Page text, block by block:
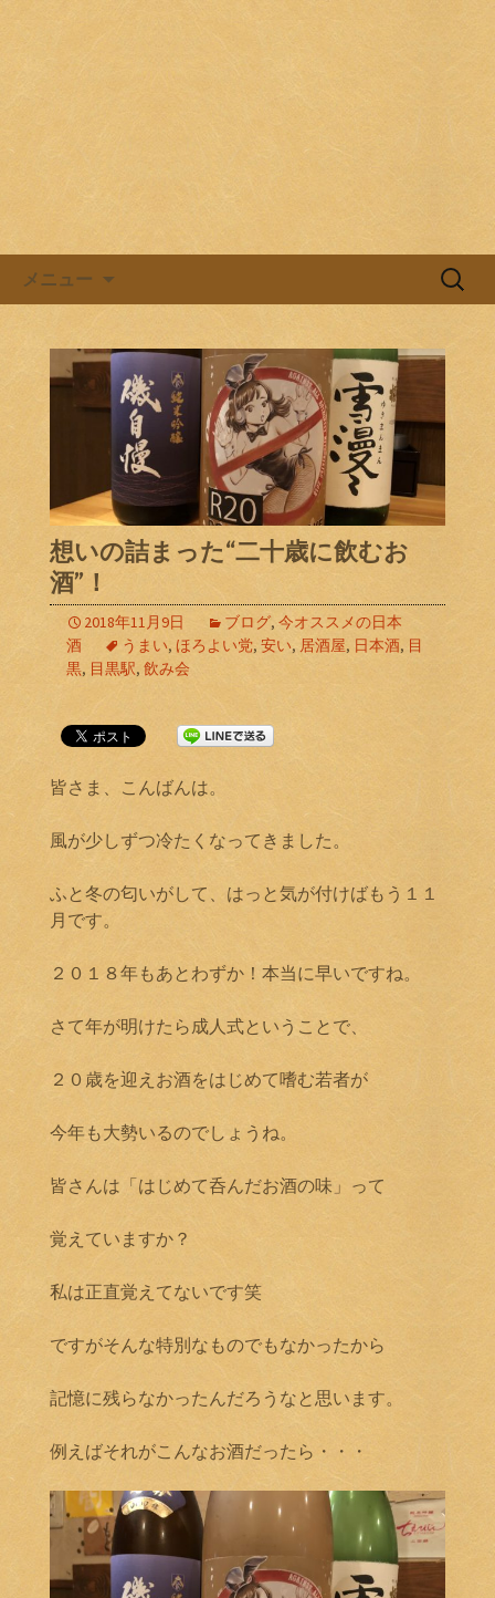
メニュー
検
想いの詰まった“二十歳に飲むお
酒”！
2018年11月9日 ブログ, 今オススメの日本
酒
うまい, ほろよい党, 安い, 居酒屋, 日本酒, 目
黒, 目黒駅, 飲み会
皆さま、こんばんは。
風が少しずつ冷たくなってきました。
ふと冬の匂いがして、はっと気が付けばもう１１
月です。
２０１８年もあとわずか！本当に早いですね。
さて年が明けたら成人式ということで、
２０歳を迎えお酒をはじめて嗜む若者が
今年も大勢いるのでしょうね。
皆さんは「はじめて呑んだお酒の味」って
覚えていますか？
私は正直覚えてないです笑
ですがそんな特別なものでもなかったから
記憶に残らなかったんだろうなと思います。
例えばそれがこんなお酒だったら・・・